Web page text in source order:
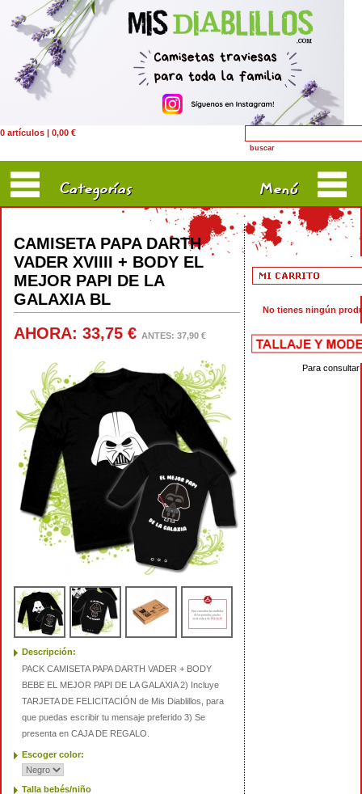
0 artículos | 0,00 €
Menú
Categorías
CAMISETA PAPA DARTH
VADER XVIIII + BODY EL
MEJOR PAPI DE LA
GALAXIA BL
AHORA: 33,75 € ANTES: 37,90 €
Descripción:
PACK CAMISETA PAPA DARTH VADER + BODY
BEBE EL MEJOR PAPI DE LA GALAXIA 2) Incluye
TARJETA DE FELICITACIÓN de Mis Diablillos, para
que puedas escribir tu mensaje preferido 3) Se
presenta en CAJA DE REGALO.
Escoger color:
Talla bebés/niño
No tienes ningún
Para